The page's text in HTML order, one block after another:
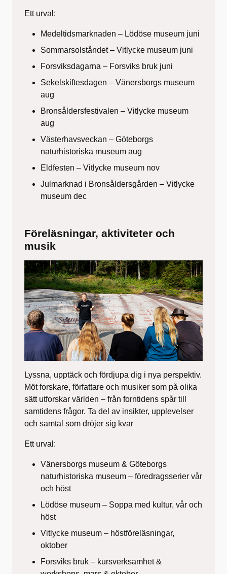
Ett urval:
Medeltidsmarknaden – Lödöse museum juni
Sommarsolståndet – Vitlycke museum juni
Forsviksdagarna – Forsviks bruk juni
Sekelskiftesdagen – Vänersborgs museum
aug
Bronsåldersfestivalen – Vitlycke museum
aug
Västerhavsveckan – Göteborgs
naturhistoriska museum aug
Eldfesten – Vitlycke museum nov
Julmarknad i Bronsåldersgården – Vitlycke
museum dec
Föreläsningar, aktiviteter och
musik
Lyssna, upptäck och fördjupa dig i nya perspektiv.
Möt forskare, författare och musiker som på olika
sätt utforskar världen – från forntidens spår till
samtidens frågor. Ta del av insikter, upplevelser
och samtal som dröjer sig kvar
Ett urval:
Vänersborgs museum & Göteborgs
naturhistoriska museum – föredragsserier vår
och höst
Lödöse museum – Soppa med kultur, vår och
höst
Vitlycke museum – höstföreläsningar,
oktober
Forsviks bruk – kursverksamhet &